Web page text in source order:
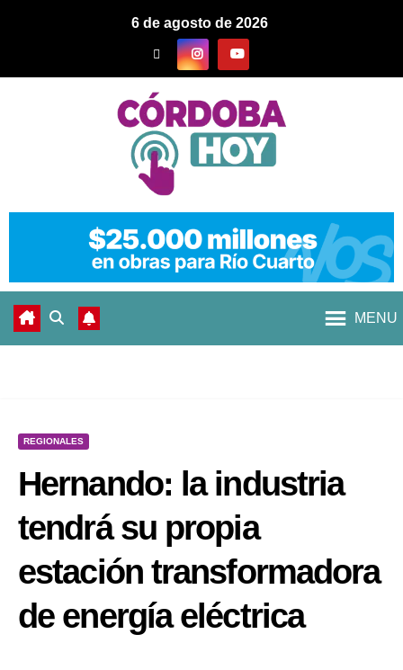
6 de agosto de 2026
MENU
REGIONALES
Hernando: la industria
tendrá su propia
estación transformadora
de energía eléctrica